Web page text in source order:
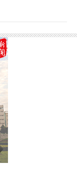
让青春在法治中国
兴重任的法治新
一课”。她对
学院的学科优
最后对同学们提出
命，将个人发展
力量；二是以专业
业基础，在学习
全面发展优秀人
，她希望同学们
例讲解、模拟理
结合真实案例，详
与应对技巧；华安
导学生树立理性消
册，手把手指导同
动，主动咨询金融
次活动以“实践育
学生的生动内
险、维护自身权益
值观，从源头减
产权学院）与中
等单位的多方联
教研室主任、党
风、学风、作
设与专业创新展
－整改－提升”闭
教学等关键环节制
议强调，要扎实
有高度的政治自
在思政融合方
价值引领统一，打
学院继续坚持“以
教师参与教学创
教学活动。在微